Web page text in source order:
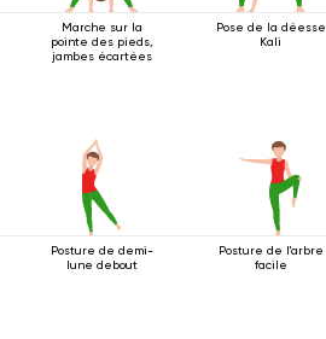
Marche sur la
pointe des pieds,
jambes écartées
Pose de la déesse
Kali
Posture de demi-
lune debout
Posture de l'arbre
facile